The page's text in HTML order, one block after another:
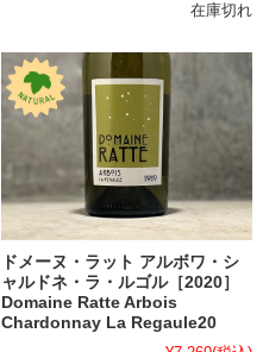
在庫切れ
ドメーヌ・ラット アルボワ・シ
ャルドネ・ラ・ルゴル［2020］
Domaine Ratte Arbois
Chardonnay La Regaule20